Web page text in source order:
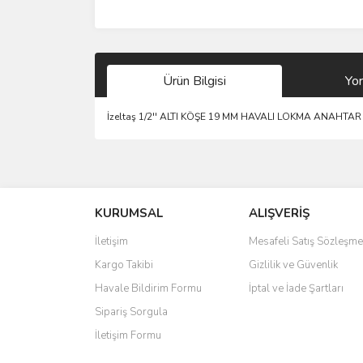
Ürün Bilgisi
İzeltaş 1/2'' ALTI KÖŞE 19 MM HAVALI LOKMA
Ürün resmi kalitesiz, bozuk veya görüntülenemiyor.
Ürün açıklamasında eksik bilgiler bulunuyor.
Ürün bilgilerinde hatalar bulunuyor.
Ürün fiyatı diğer sitelerden daha pahalı.
Bu ürüne benzer farklı alternatifler olmalı.
KURUMSAL
İletişim
Kargo Takibi
Havale Bildirim Formu
Sipariş Sorgula
İletişim Formu
ALIŞVERİŞ
Mesafeli Satış
Gizlilik ve Güvenlik
İptal ve İade Şartları